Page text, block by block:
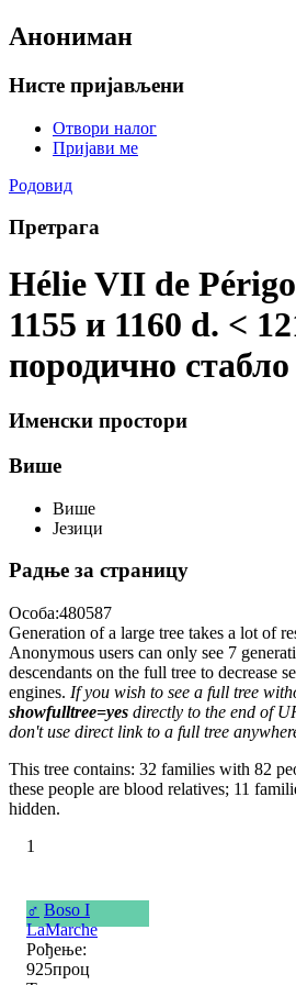
Анониман
Нисте пријављени
Отвори налог
Пријави ме
Родовид
Претрага
Hélie VII de
1155 и 1160 d. <
породично стабло
Именски простори
Више
Више
Језици
Радње за страницу
Особа:480587
Generation of a large tree takes a lot of
Anonymous users can only see 7
descendants on the full tree to decrease
engines. If you wish to see a full tree
showfulltree=yes directly to the end of
don't use direct link to a full tree
This tree contains: 32 families with 82
these people are blood relatives; 11
hidden.
1
♂ Boso I
LaMarche
Рођење:
925проц